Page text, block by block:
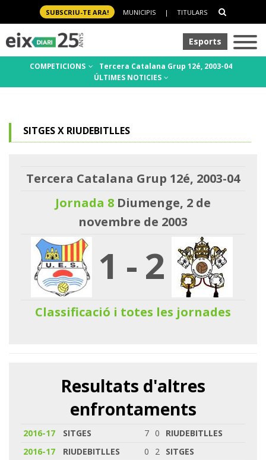
SUBSCRIU-TE ARA! MUNICIPIS | TITULARS
Esports
COMPETICIONS
Tercera Catalana Grup 12é, 2003-04
ÚLTIMES NOTICIES
SITGES X RIUDEBITLLES
Tercera Catalana Grup 12é, 2003-04
Jornada 8Diumenge, 2 de
novembre de 2003
1 -2
Classificació i totes les jornades
Resultats d'altres
enfrontaments
2016-17 SITGES 7 0
RIUDEBITLLES
2016-17
RIUDEBITLLES 0 2 SITGES